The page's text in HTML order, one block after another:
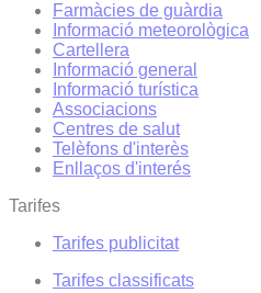
Farmàcies de guàrdia
Informació meteorològica
Cartellera
Informació general
Informació turística
Associacions
Centres de salut
Telèfons d'interès
Enllaços d'interés
Tarifes
Tarifes publicitat
Tarifes classificats